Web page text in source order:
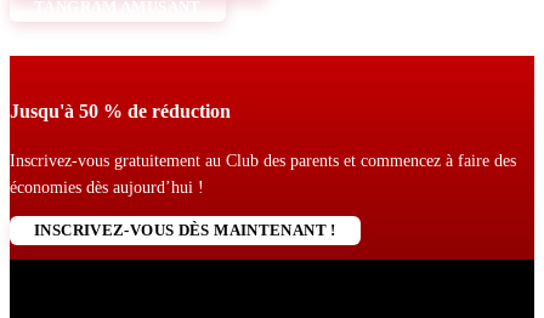
TANGRAM AMUSANT
Jusqu'à 50 % de réduction
Inscrivez-vous gratuitement au Club des parents et commencez à faire des
économies dès aujourd’hui !
INSCRIVEZ-VOUS DÈS MAINTENANT !